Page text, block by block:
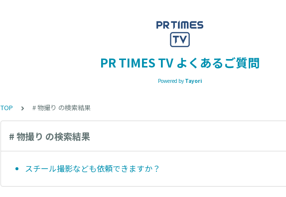
PR TIMES TV よくあるご質問
Powered by Tayori
TOP # 物撮り の検索結果
# 物撮り の検索結果
スチール撮影なども依頼できますか？